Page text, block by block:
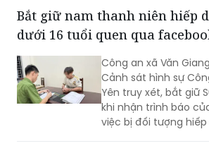
Bắt giữ nam thanh niên hiếp
dưới 16 tuổi quen qua
Công an xã Văn
Cảnh sát hình sự
Yên truy xét, bắt giữ
khi nhận trình báo
việc bị đối tượng